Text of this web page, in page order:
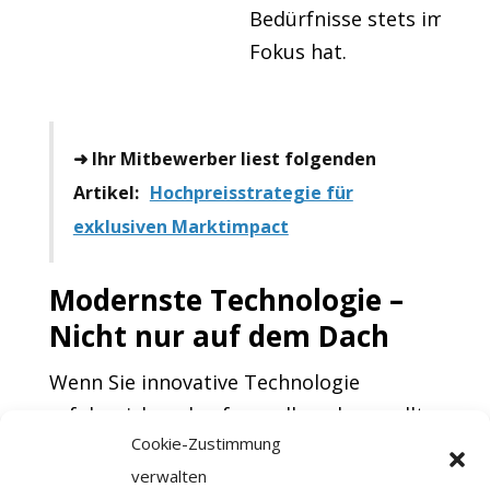
Cookie-Zustimmung
verwalten
Bedürfnisse stets im
Fokus hat.
➜ Ihr Mitbewerber liest folgenden
Artikel: Hochpreisstrategie für
exklusiven Marktimpact
Modernste Technologie –
Nicht nur auf dem Dach
Wenn Sie innovative Technologie
erfolgreich verkaufen wollen, dann sollte
auch in Ihrem Unternehmen
technologisch nur das Beste zum Einsatz